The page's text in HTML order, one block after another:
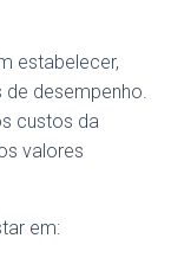
estabelecer,
de desempenho.
custos da
valores
em: